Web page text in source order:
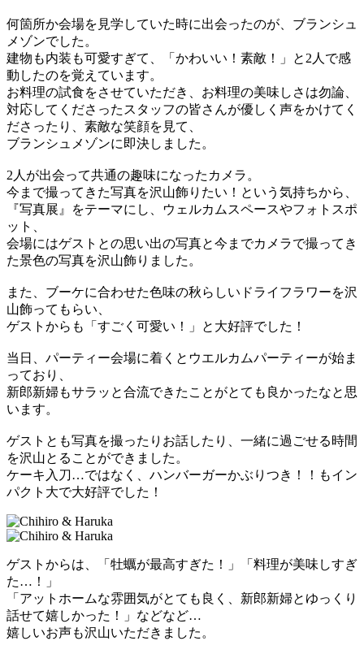
何箇所か会場を見学していた時に出会ったのが、ブランシュ
メゾンでした。
建物も内装も可愛すぎて、「かわいい！素敵！」と2人で感
動したのを覚えています。
お料理の試食をさせていただき、お料理の美味しさは勿論、
対応してくださったスタッフの皆さんが優しく声をかけてく
ださったり、素敵な笑顔を見て、
ブランシュメゾンに即決しました。
2人が出会って共通の趣味になったカメラ。
今まで撮ってきた写真を沢山飾りたい！という気持ちから、
『写真展』をテーマにし、ウェルカムスペースやフォトスポ
ット、
会場にはゲストとの思い出の写真と今までカメラで撮ってき
た景色の写真を沢山飾りました。
また、ブーケに合わせた色味の秋らしいドライフラワーを沢
山飾ってもらい、
ゲストからも「すごく可愛い！」と大好評でした！
当日、パーティー会場に着くとウエルカムパーティーが始ま
っており、
新郎新婦もサラッと合流できたことがとても良かったなと思
います。
ゲストとも写真を撮ったりお話したり、一緒に過ごせる時間
を沢山とることができました。
ケーキ入刀…ではなく、ハンバーガーかぶりつき！！もイン
パクト大で大好評でした！
ゲストからは、「牡蠣が最高すぎた！」「料理が美味しすぎ
た…！」
「アットホームな雰囲気がとても良く、新郎新婦とゆっくり
話せて嬉しかった！」などなど…
嬉しいお声も沢山いただきました。